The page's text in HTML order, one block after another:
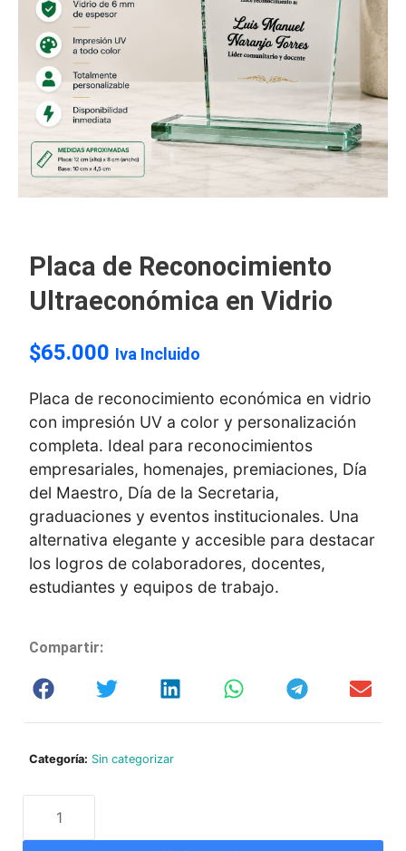
Placa de Reconocimiento
Ultraeconómica en Vidrio
$65.000 Iva Incluido
Placa de reconocimiento económica en vidrio
con impresión UV a color y personalización
completa. Ideal para reconocimientos
empresariales, homenajes, premiaciones, Día
del Maestro, Día de la Secretaria,
graduaciones y eventos institucionales. Una
alternativa elegante y accesible para destacar
los logros de colaboradores, docentes,
estudiantes y equipos de trabajo.
Compartir:
Categoría: Sin categorizar